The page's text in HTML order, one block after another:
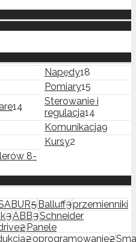
Napędy18
Pomiary15
14
Sterowanie i
regulacja14
Komunikacja9
Kursy2
8-
5Balluff3przemienniki
3ABB3Schneider
2Panele
2oprogramowanie2